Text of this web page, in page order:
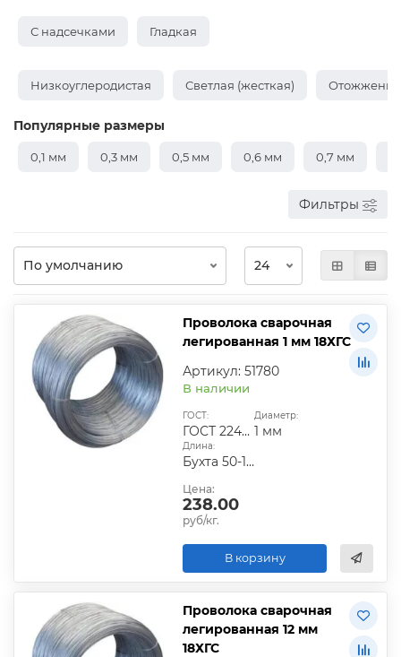
С надсечками Гладкая
Низкоуглеродистая Светлая (жесткая)
Популярные размеры
0,1 мм 0,3 мм 0,5 мм 0,6 мм 0,7 мм
Фильтры
Проволока сварочная
легированная 1 мм 18ХГС
Артикул: 51780
В наличии
ГОСТ:
ГОСТ 2246-70
Диаметр:
1 мм
Длина:
Бухта 50-100 кг
Цена:
238.00
руб/кг.
В корзину
Проволока сварочная
легированная 12 мм
18ХГС